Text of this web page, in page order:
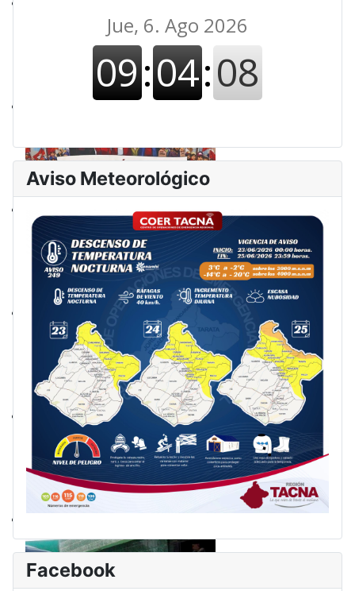
Aviso Meteorológico
Facebook